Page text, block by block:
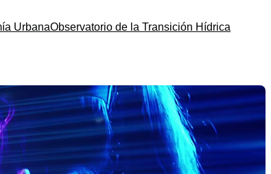
UrbanaObservatorio de la Transición Hídrica